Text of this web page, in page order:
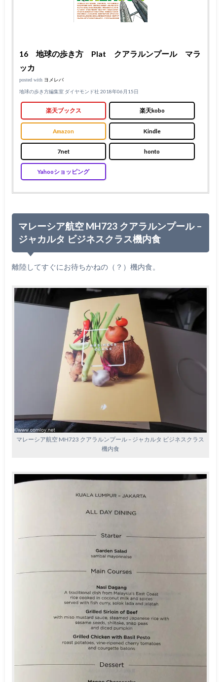
16 地球の歩き方 Plat クアラルンプール マラ
ッカ
posted with ヨメレバ
地球の歩き方編集室 ダイヤモンド社 2018年06月15日
楽天ブックス 楽天kobo
Amazon Kindle
7net honto
Yahooショッピング
マレーシア航空 MH723 クアラルンプール –
ジャカルタ ビジネスクラス機内食
離陸してすぐにお待ちかねの（？）機内食。
マレーシア航空 MH723 クアラルンプール – ジャカルタ ビジネスクラス
機内食